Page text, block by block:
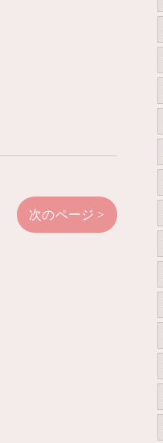
次のページ >